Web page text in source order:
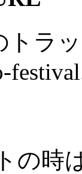
トラ
の時